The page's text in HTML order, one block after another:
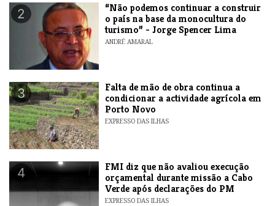
2
“Não podemos continuar a construir
o país na base da monocultura do
turismo” - Jorge Spencer Lima
ANDRÉ AMARAL
3
Falta de mão de obra continua a
condicionar a actividade agrícola em
Porto Novo
EXPRESSO DAS ILHAS
4
FMI diz que não avaliou execução
orçamental durante missão a Cabo
Verde após declarações do PM
EXPRESSO DAS ILHAS